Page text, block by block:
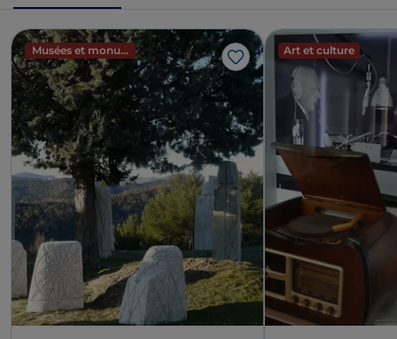
Musées et monuments
J’aime
Art et culture